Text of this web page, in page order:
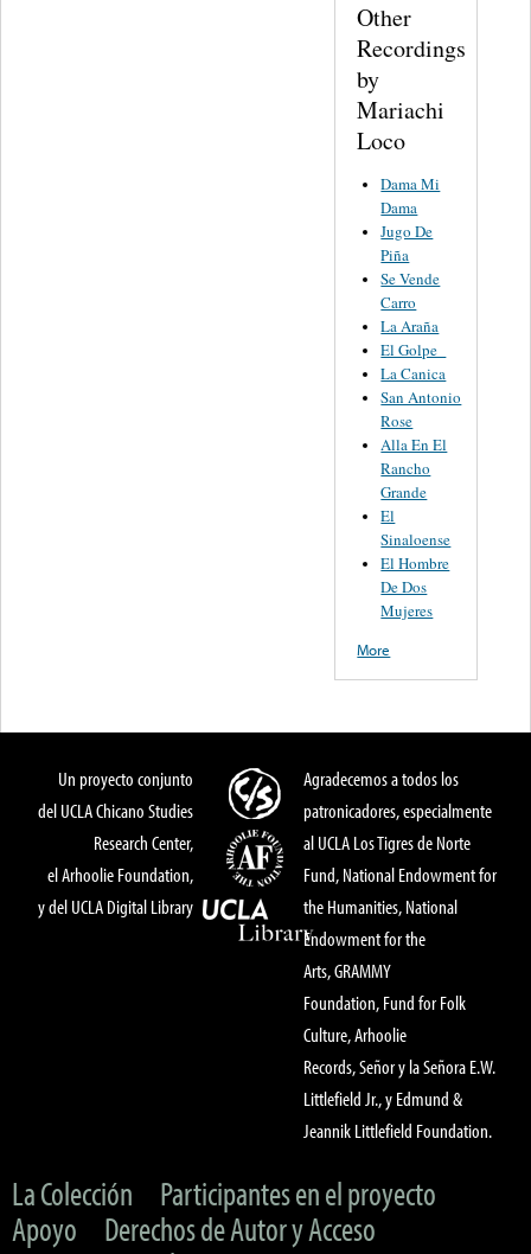
Other
Recordings
by
Mariachi
Loco
Dama Mi
Dama
Jugo De
Piña
Se Vende
Carro
La Araña
El Golpe
La Canica
San Antonio
Rose
Alla En El
Rancho
Grande
El
Sinaloense
El Hombre
De Dos
Mujeres
More
Un proyecto conjunto
del UCLA Chicano Studies
Research Center,
el Arhoolie Foundation,
y del UCLA Digital Library
Agradecemos a todos los
patronicadores, especialmente
al UCLA Los Tigres de Norte
Fund, National Endowment for
the Humanities, National
Endowment for the
Arts, GRAMMY
Foundation, Fund for Folk
Culture, Arhoolie
Records, Señor y la Señora E.W.
Littlefield Jr., y Edmund &
Jeannik Littlefield Foundation.
La Colección
Participantes en el proyecto
Apoyo
Derechos de Autor y Acceso